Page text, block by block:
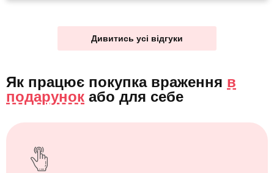
Дивитись усі відгуки
Як працює покупка враження в
подарунок або для себе